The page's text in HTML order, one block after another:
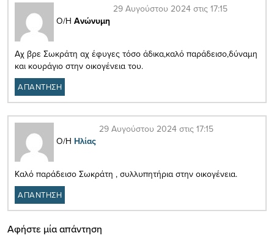
Ο/Η Ανώνυμη
29 Αυγούστου 2024 στις 17:15
Αχ βρε Σωκράτη αχ έφυγες τόσο άδικα,καλό παράδεισο,δύναμη
και κουράγιο στην οικογένεια του.
ΑΠΑΝΤΗΣΗ
Ο/Η Ηλίας
29 Αυγούστου 2024 στις 17:15
Καλό παράδεισο Σωκράτη , συλλυπητήρια στην οικογένεια.
ΑΠΑΝΤΗΣΗ
Αφήστε μία απάντηση